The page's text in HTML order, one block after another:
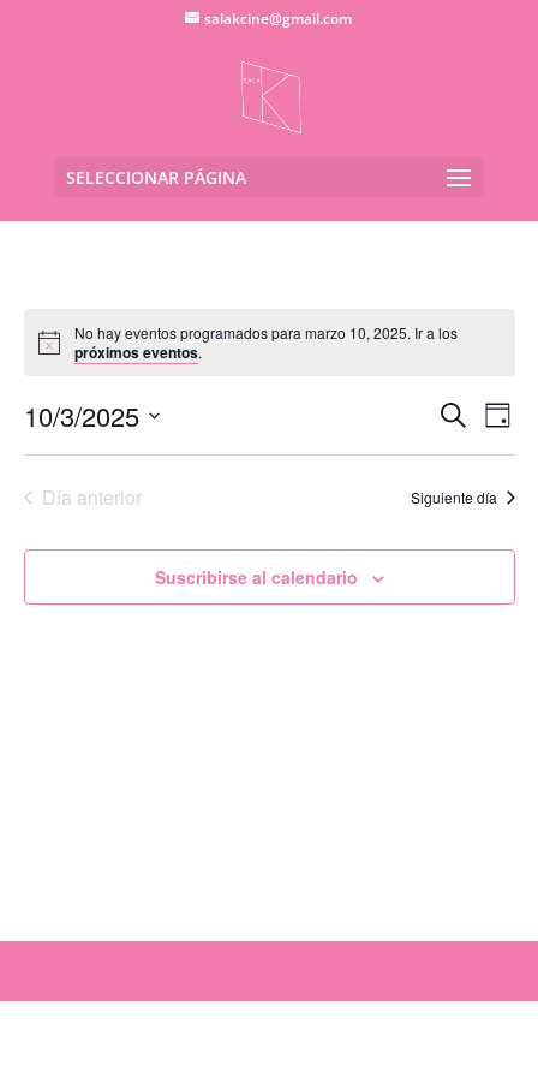
salakcine@gmail.com
SELECCIONAR PÁGINA
No hay eventos programados para marzo 10, 2025. Ir a los
próximos eventos.
de
y
Buscar
de
de
Día
10/3/2025
Día anterior Siguiente día
Suscribirse al calendario